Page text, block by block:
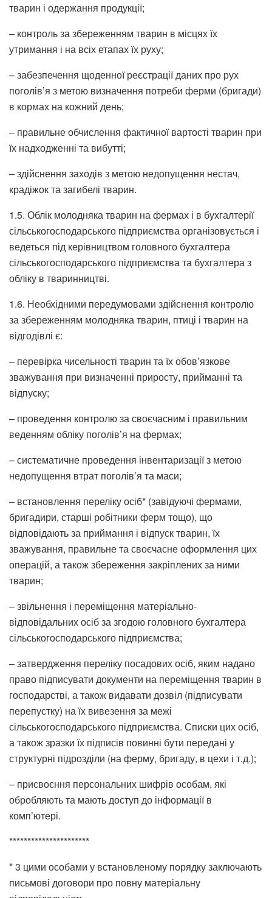
тварин і одержання продукції;
– контроль за збереженням тварин в місцях їх
утримання і на всіх етапах їх руху;
– забезпечення щоденної реєстрації даних про рух
поголів’я з метою визначення потреби ферми (бригади)
в кормах на кожний день;
– правильне обчислення фактичної вартості тварин при
їх надходженні та вибутті;
– здійснення заходів з метою недопущення нестач,
крадіжок та загибелі тварин.
1.5. Облік молодняка тварин на фермах і в бухгалтерії
сільськогосподарського підприємства організовується і
ведеться під керівництвом головного бухгалтера
сільськогосподарського підприємства та бухгалтера з
обліку в тваринництві.
1.6. Необхідними передумовами здійснення контролю
за збереженням молодняка тварин, птиці і тварин на
відгодівлі є:
– перевірка чисельності тварин та їх обов’язкове
зважування при визначенні приросту, прийманні та
відпуску;
– проведення контролю за своєчасним і правильним
веденням обліку поголів’я на фермах;
– систематичне проведення інвентаризації з метою
недопущення втрат поголів’я та маси;
– встановлення переліку осіб* (завідуючі фермами,
бригадири, старші робітники ферм тощо), що
відповідають за приймання і відпуск тварин, їх
зважування, правильне та своєчасне оформлення цих
операцій, а також збереження закріплених за ними
тварин;
– звільнення і переміщення матеріально-
відповідальних осіб за згодою головного бухгалтера
сільськогосподарського підприємства;
– затвердження переліку посадових осіб, яким надано
право підписувати документи на переміщення тварин в
господарстві, а також видавати дозвіл (підписувати
перепустку) на їх вивезення за межі
сільськогосподарського підприємства. Списки цих осіб,
а також зразки їх підписів повинні бути передані у
структурні підрозділи (на ферму, бригаду, в цехи і т.д.);
– присвоєння персональних шифрів особам, які
обробляють та мають доступ до інформації в
комп’ютері.
**********************
* 3 цими особами у встановленому порядку заключають
письмові договори про повну матеріальну